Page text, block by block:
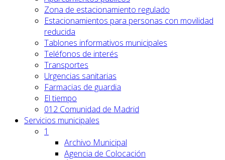
Zona de estacionamiento regulado
Estacionamientos para personas con movilidad
reducida
Tablones informativos municipales
Teléfonos de interés
Transportes
Urgencias sanitarias
Farmacias de guardia
El tiempo
012 Comunidad de Madrid
Servicios municipales
1
Archivo Municipal
Agencia de Colocación